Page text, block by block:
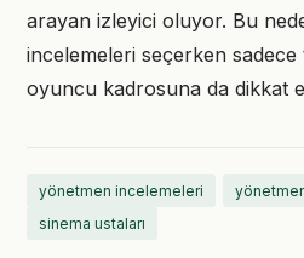
arayan izleyici oluyor. Bu
incelemeleri seçerken sadece
oyuncu kadrosuna da dikkat
yönetmen incelemeleri
sinema ustaları